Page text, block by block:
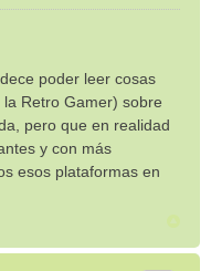
poder leer cosas
Retro Gamer) sobre
pero que en realidad
y con más
esos plataformas en